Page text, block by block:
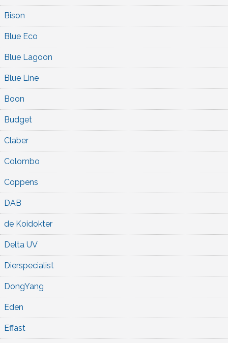
Bison
Blue Eco
Blue Lagoon
Blue Line
Boon
Budget
Claber
Colombo
Coppens
DAB
de Koidokter
Delta UV
Dierspecialist
DongYang
Eden
Effast